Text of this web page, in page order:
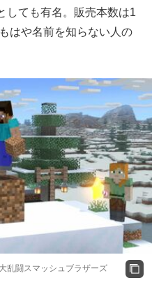
しても有名。販売本数は1
はや名前を知らない人の
乱闘スマッシュブラザーズ